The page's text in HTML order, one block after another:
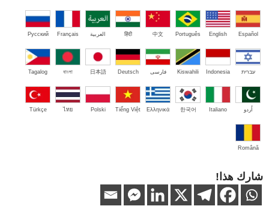
Español
English
Português
中文
हिंदी العربية Français
Русский
עברית Indonesia
Kiswahili فارسی Deutsch
日本語
বাংলা
Tagalog
اُردو Italiano
한국어
Ελληνικά
Tiếng Việt
Polski
ไทย
Türkçe
Română
شارك هذا!